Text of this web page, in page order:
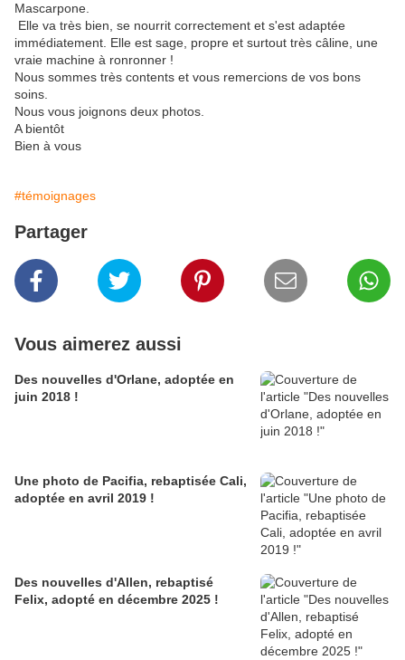
Mascarpone.
Elle va très bien, se nourrit correctement et s'est adaptée
immédiatement. Elle est sage, propre et surtout très câline, une
vraie machine à ronronner !
Nous sommes très contents et vous remercions de vos bons
soins.
Nous vous joignons deux photos.
A bientôt
Bien à vous
#témoignages
Partager
Vous aimerez aussi
Des nouvelles d'Orlane, adoptée en
juin 2018 !
Une photo de Pacifia, rebaptisée Cali,
adoptée en avril 2019 !
Des nouvelles d'Allen, rebaptisé
Felix, adopté en décembre 2025 !